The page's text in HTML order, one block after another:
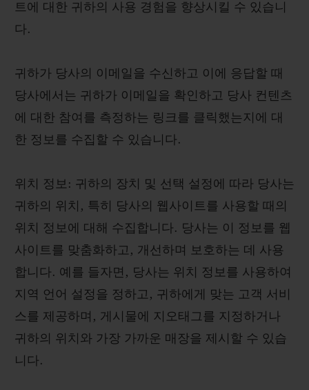
트에 대한 귀하의 사용 경험을 향상시킬 수 있습니
다.
귀하가 당사의 이메일을 수신하고 이에 응답할 때
당사에서는 귀하가 이메일을 확인하고 당사 컨텐츠
에 대한 참여를 측정하는 링크를 클릭했는지에 대
한 정보를 수집할 수 있습니다.
위치 정보: 귀하의 장치 및 선택 설정에 따라 당사는
귀하의 위치, 특히 당사의 웹사이트를 사용할 때의
위치 정보에 대해 수집합니다. 당사는 이 정보를 웹
사이트를 맞춤화하고, 개선하며 보호하는 데 사용
합니다. 예를 들자면, 당사는 위치 정보를 사용하여
지역 언어 설정을 정하고, 귀하에게 맞는 고객 서비
스를 제공하며, 게시물에 지오태그를 지정하거나
귀하의 위치와 가장 가까운 매장을 제시할 수 있습
니다.